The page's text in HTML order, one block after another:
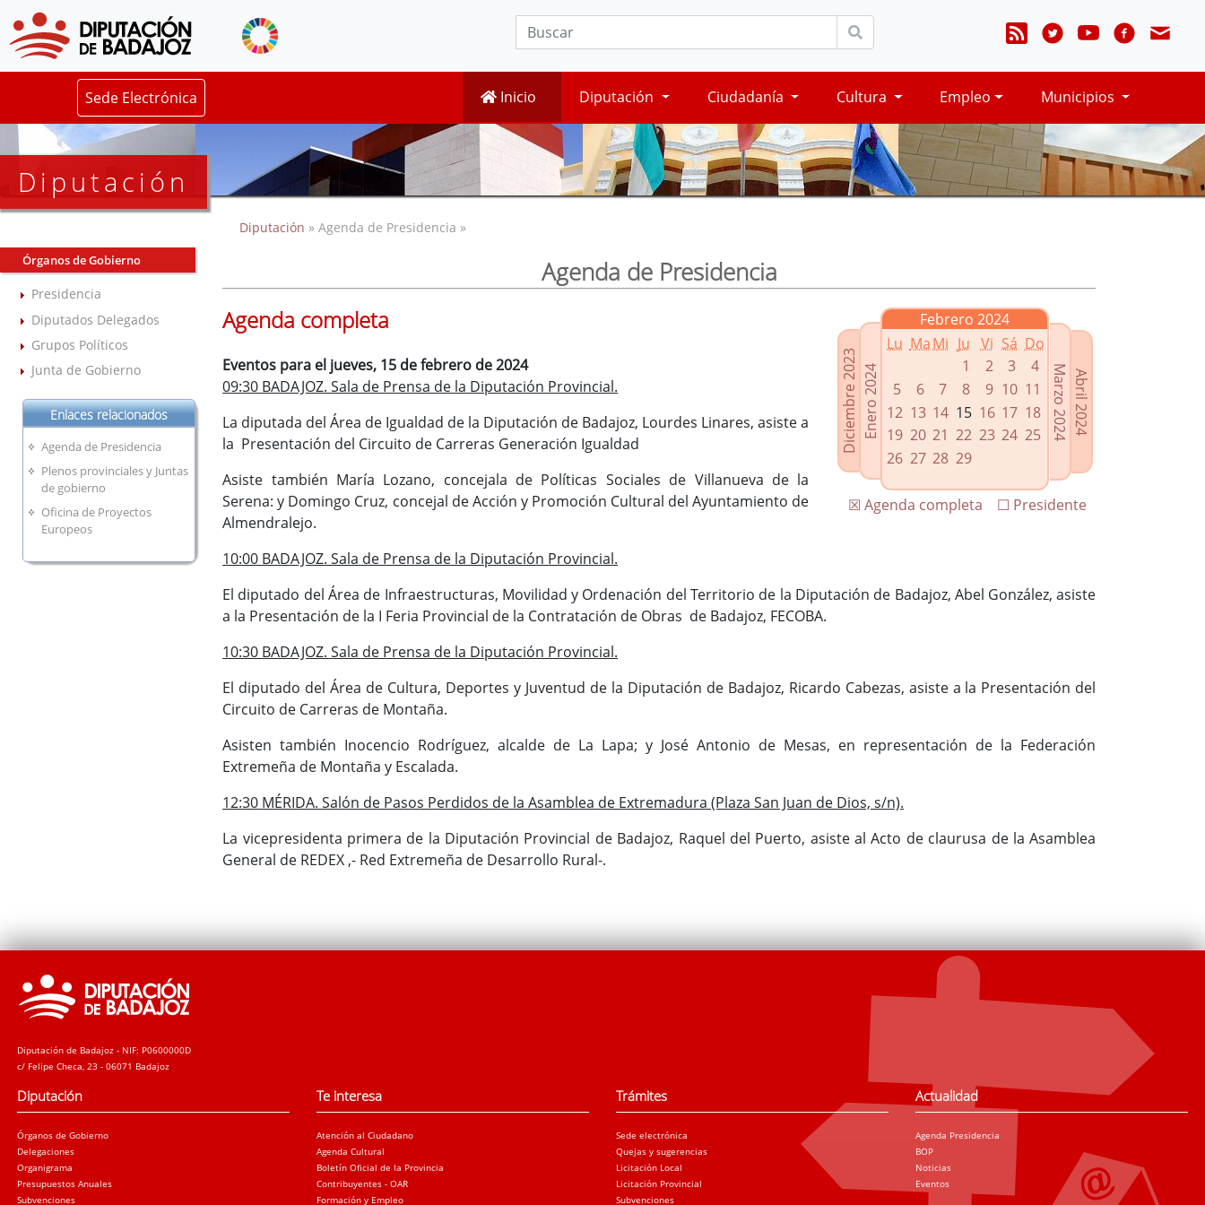
Sede Electrónica Inicio Diputación Ciudadanía Cultura Empleo Municipios
Diputación
Órganos de Gobierno
Presidencia
Diputados Delegados
Grupos Políticos
Junta de Gobierno
Enlaces relacionados
Agenda de Presidencia
Plenos provinciales y Juntas
de gobierno
Oficina de Proyectos
Europeos
Diputación » Agenda de Presidencia »
Agenda de Presidencia
Diciembre 2023Enero 2024
Febrero 2024
Lu MaMi Ju Vi Sá Do
1
2 3
4
5
6 7 8 9 10 11
12 13 14 15 16 17 18
19 20 21 22 23 24 25
26 27 28 29
Abril 2024
Marzo 2024
☐ Presidente
☒ Agenda completa
Agenda completa
Eventos para el jueves, 15 de febrero de 2024
09:30 BADAJOZ. Sala de Prensa de la Diputación Provincial.
La diputada del Área de Igualdad de la Diputación de Badajoz, Lourdes Linares, asiste a
la Presentación del Circuito de Carreras Generación Igualdad
Asiste también María Lozano, concejala de Políticas Sociales de Villanueva de la
Serena: y Domingo Cruz, concejal de Acción y Promoción Cultural del Ayuntamiento de
Almendralejo.
10:00 BADAJOZ. Sala de Prensa de la Diputación Provincial.
El diputado del Área de Infraestructuras, Movilidad y Ordenación del Territorio de la Diputación de Badajoz, Abel González, asiste
a la Presentación de la I Feria Provincial de la Contratación de Obras de Badajoz, FECOBA.
10:30 BADAJOZ. Sala de Prensa de la Diputación Provincial.
El diputado del Área de Cultura, Deportes y Juventud de la Diputación de Badajoz, Ricardo Cabezas, asiste a la Presentación del
Circuito de Carreras de Montaña.
Asisten también Inocencio Rodríguez, alcalde de La Lapa; y José Antonio de Mesas, en representación de la Federación
Extremeña de Montaña y Escalada.
12:30 MÉRIDA. Salón de Pasos Perdidos de la Asamblea de Extremadura (Plaza San Juan de Dios, s/n).
La vicepresidenta primera de la Diputación Provincial de Badajoz, Raquel del Puerto, asiste al Acto de claurusa de la Asamblea
General de REDEX ,- Red Extremeña de Desarrollo Rural-.
Diputación de Badajoz - NIF: P0600000D
c/ Felipe Checa, 23 - 06071 Badajoz
Diputación
Órganos de Gobierno
Delegaciones
Organigrama
Presupuestos Anuales
Subvenciones
Te interesa
Atención al Ciudadano
Agenda Cultural
Boletín Oficial de la Provincia
Contribuyentes - OAR
Formación y Empleo
Trámites
Sede electrónica
Quejas y sugerencias
Licitación Local
Licitación Provincial
Subvenciones
Actualidad
Agenda Presidencia
BOP
Noticias
Eventos